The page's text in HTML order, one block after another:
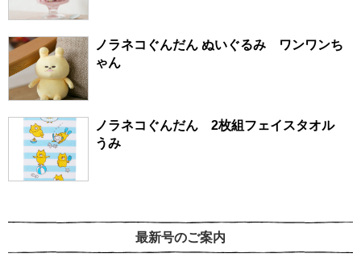
ノラネコぐんだん ぬいぐるみ ワンワンち
ゃん
ノラネコぐんだん 2枚組フェイスタオル
うみ
最新号のご案内